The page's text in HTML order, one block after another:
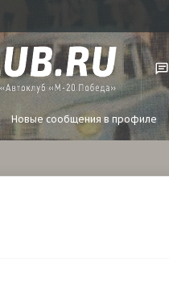
Новые сообщения в профиле